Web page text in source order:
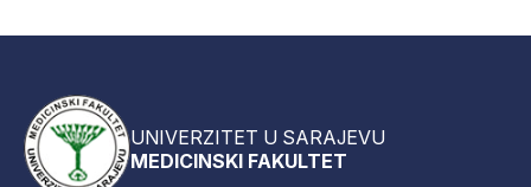
UNIVERZITET U SARAJEVU
MEDICINSKI FAKULTET